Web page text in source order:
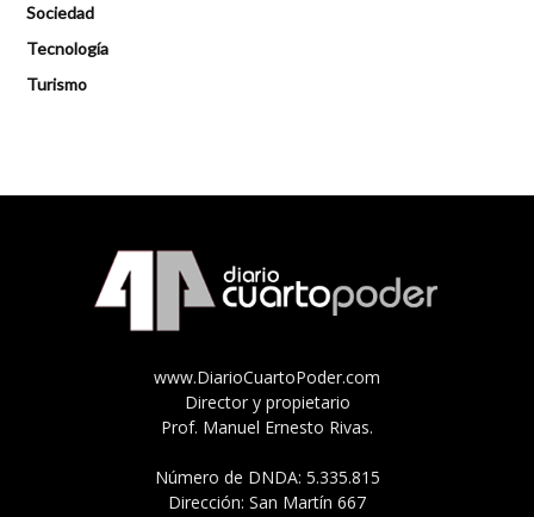
Sociedad
Tecnología
Turismo
www.DiarioCuartoPoder.com
Director y propietario
Prof. Manuel Ernesto Rivas.
Número de DNDA: 5.335.815
Dirección: San Martín 667